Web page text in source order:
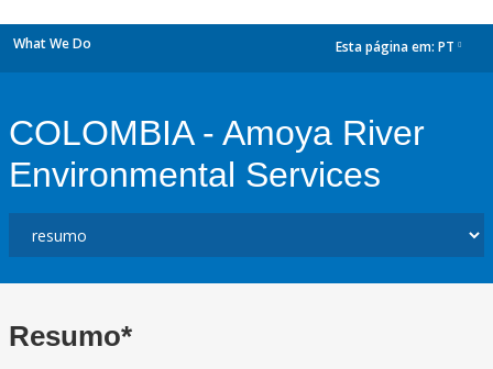
What We Do Esta página em: PT
COLOMBIA - Amoya River
Environmental Services
Resumo*